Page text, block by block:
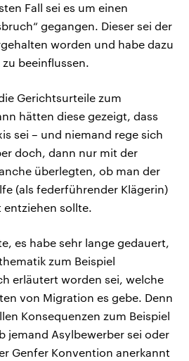
Fall sei es um einen
gegangen. Dieser sei der
worden und habe dazu
beeinflussen.
Gerichtsurteile zum
hätten diese gezeigt, dass
sei – und niemand rege sich
doch, dann nur mit der
überlegten, ob man der
(als federführender Klägerin)
entziehen sollte.
es habe sehr lange gedauert,
zum Beispiel
erläutert worden sei, welche
von Migration es gebe. Denn
Konsequenzen zum Beispiel
jemand Asylbewerber sei oder
Genfer Konvention anerkannt